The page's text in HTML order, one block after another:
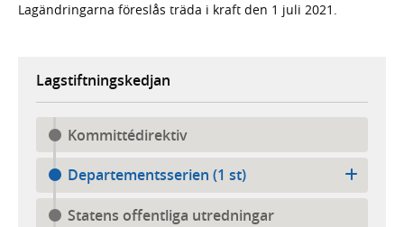
Lagändringarna föreslås träda i kraft den 1 juli 2021.
Lagstiftningskedjan
Kommittédirektiv
Departementsserien (1 st)
Statens offentliga utredningar